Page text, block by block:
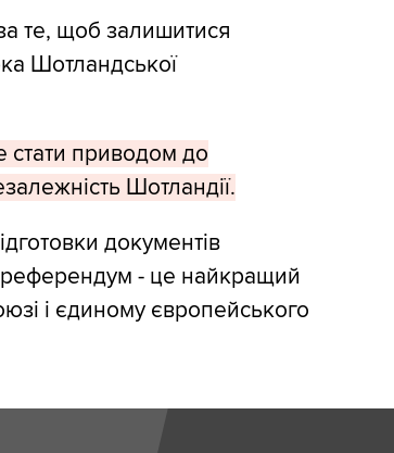
те, щоб залишитися
Шотландської
стати приводом до
Шотландії.
документів
- це найкращий
і єдиному європейського